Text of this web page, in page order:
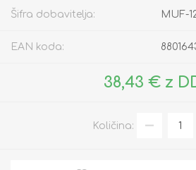
Šifra dobavitelja: MUF-
EAN koda:
38,43 € z
Količina: